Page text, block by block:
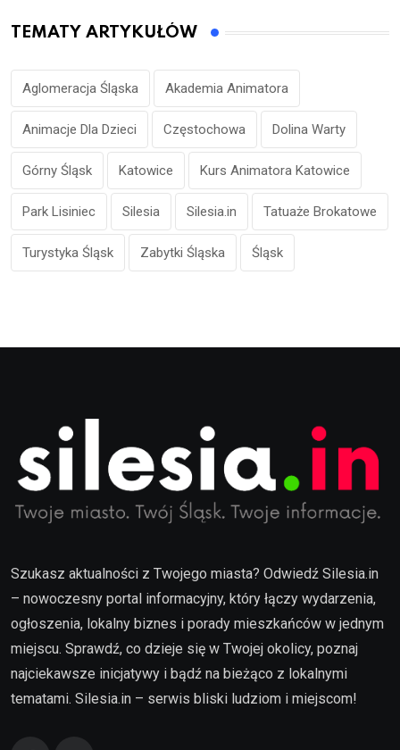
TEMATY ARTYKUŁÓW
Aglomeracja Śląska Akademia Animatora
Animacje Dla Dzieci Częstochowa Dolina Warty
Górny Śląsk Katowice Kurs Animatora Katowice
Park Lisiniec Silesia Silesia.in Tatuaże Brokatowe
Turystyka Śląsk Zabytki Śląska Śląsk
Szukasz aktualności z Twojego miasta? Odwiedź Silesia.in
– nowoczesny portal informacyjny, który łączy wydarzenia,
ogłoszenia, lokalny biznes i porady mieszkańców w jednym
miejscu. Sprawdź, co dzieje się w Twojej okolicy, poznaj
najciekawsze inicjatywy i bądź na bieżąco z lokalnymi
tematami. Silesia.in – serwis bliski ludziom i miejscom!